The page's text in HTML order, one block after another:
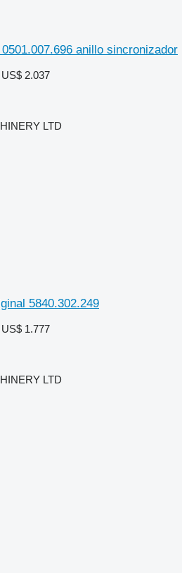
anillo sincronizador
2.037
LTD
5840.302.249
1.777
LTD